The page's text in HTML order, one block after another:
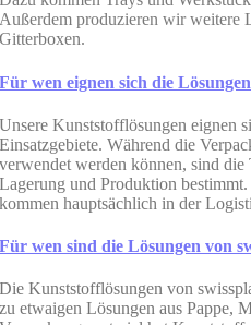
Außerdem produzieren wir weitere
Gitterboxen.
Für wen eignen sich die
Unsere Kunststofflösungen eignen
Einsatzgebiete. Während die
verwendet werden können, sind
Lagerung und Produktion
kommen hauptsächlich in der
Für wen sind die Lösungen von
Die Kunststofflösungen von
zu etwaigen Lösungen aus Pappe,